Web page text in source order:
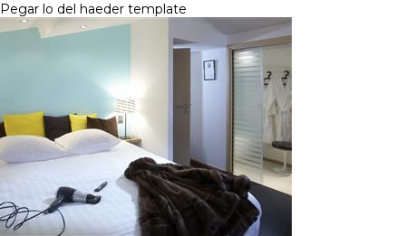
Pegar lo del haeder template